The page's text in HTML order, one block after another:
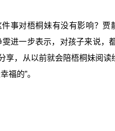
事对梧桐妹有没有影响？
进一步表示，对孩子来说
享，从以前就会陪梧桐妹阅
福的”。